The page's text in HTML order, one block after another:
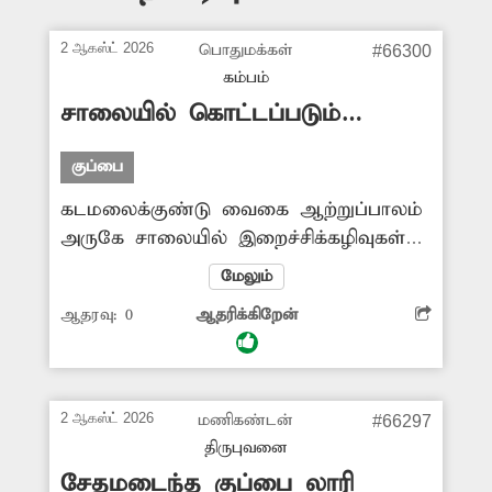
2 ஆகஸ்ட் 2026
பொதுமக்கள்
கம்பம்
#66300
சாலையில் கொட்டப்படும்
இறைச்சிக்கழிவுகள்
குப்பை
கடமலைக்குண்டு வைகை ஆற்றுப்பாலம்
அருகே சாலையில் இறைச்சிக்கழிவுகள்
வீசப்படுகின்றன. இதனால் அந்த பகுதி
முழுவதும் துர்நாற்றம் வீசுவதுடன்
சுகாதாரக்கேடும் ஏற்பட்டுள்ளது. மேலும்
பொதுமக்களுக்கு நோய் பரவும்
வீசப்பட்ட இறைச்சிக்கழிவுகளை
அகற்றுவதுடன் அவற்றை கொட்டுபவர்கள்
மீதும் கடும் நடவடிக்கை எடுக்க
மேலும்
ஆதரவு: 0 ஆதரிக்கிறேன்
2 ஆகஸ்ட் 2026
மணிகண்டன்
திருபுவனை
#66297
சேதமடைந்த குப்பை லாரி